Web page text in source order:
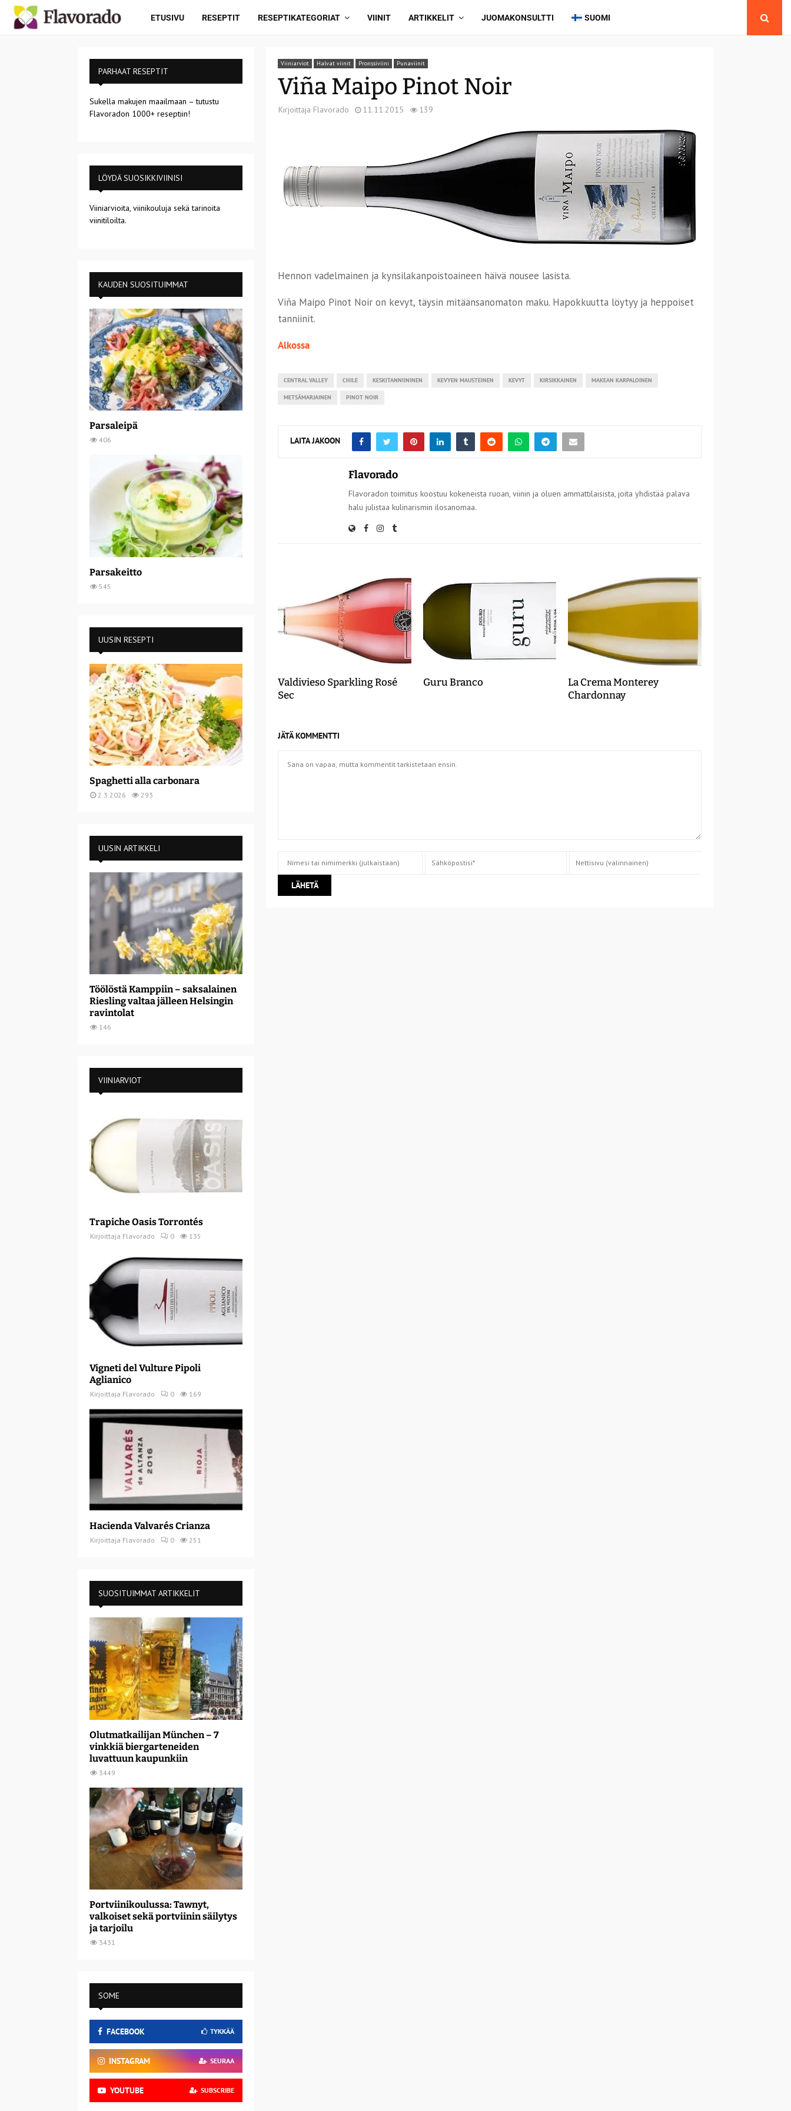
ETUSIVU RESEPTIT RESEPTIKATEGORIAT VIINIT ARTIKKELIT JUOMAKONSULTTI SUOMI
Viiniarviot Halvat viinit Pronssiviini Punaviinit
Viña Maipo Pinot Noir
Kirjoittaja Flavorado 11.11.2015 139
Hennon vadelmainen ja kynsilakanpoistoaineen häivä nousee lasista.
Viña Maipo Pinot Noir on kevyt, täysin mitäänsanomaton maku. Hapokkuutta löytyy ja heppoiset
tanniinit.
Alkossa
CENTRAL VALLEY CHILE KESKITANNIININEN KEVYEN MAUSTEINEN KEVYT KIRSIKKAINEN MAKEAN KARPALOINEN
METSÄMARJAINEN PINOT NOIR
LAITA JAKOON
Flavorado
Flavoradon toimitus koostuu kokeneista ruoan, viinin ja oluen ammattilaisista, joita yhdistää palava
halu julistaa kulinarismin ilosanomaa.
Valdivieso Sparkling Rosé
Sec
Guru Branco
La Crema Monterey
Chardonnay
JÄTÄ KOMMENTTI
PARHAAT RESEPTIT
Sukella makujen maailmaan – tutustu
Flavoradon 1000+ reseptiin!
LÖYDÄ SUOSIKKIVIINISI
Viiniarvioita, viinikouluja sekä tarinoita
viinitiloilta.
KAUDEN SUOSITUIMMAT
Parsaleipä
406
Parsakeitto
545
UUSIN RESEPTI
Spaghetti alla carbonara
2.3.2026 293
UUSIN ARTIKKELI
Töölöstä Kamppiin – saksalainen
Riesling valtaa jälleen Helsingin
ravintolat
146
VIINIARVIOT
Trapiche Oasis Torrontés
Kirjoittaja Flavorado 0 135
Vigneti del Vulture Pipoli
Aglianico
Kirjoittaja Flavorado 0 169
Hacienda Valvarés Crianza
Kirjoittaja Flavorado 0 251
SUOSITUIMMAT ARTIKKELIT
Olutmatkailijan München – 7
vinkkiä biergarteneiden
luvattuun kaupunkiin
3449
Portviinikoulussa: Tawnyt,
valkoiset sekä portviinin säilytys
ja tarjoilu
3431
SOME
FACEBOOK TYKKÄÄ
INSTAGRAM SEURAA
YOUTUBE SUBSCRIBE